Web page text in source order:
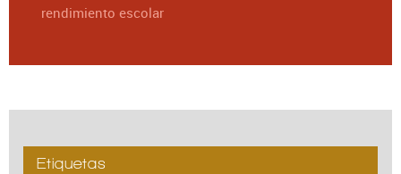
rendimiento escolar
Etiquetas